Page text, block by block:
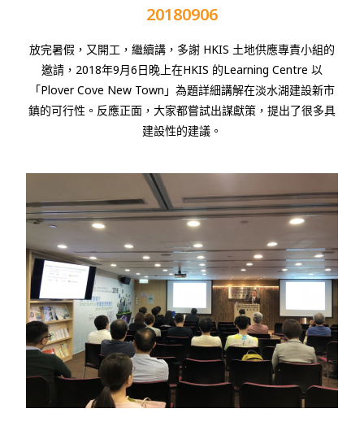
20180906
放完暑假，又開工，繼續講，多謝 HKIS 土地供應專責小組的
邀請， 2018年9月6日晚上在HKIS 的Learning Centre 以
「Plover Cove New Town 」為題詳細講解在淡水湖建設新市
鎮的可行性。反應正面，大家都嘗試出謀獻策，提出了很多具
建設性的建議。